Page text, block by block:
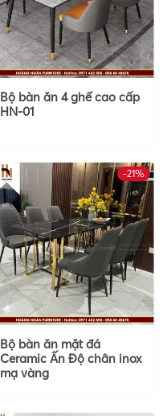
Bộ bàn ăn 4 ghế cao cấp
HN-01
-21%
Bộ bàn ăn mặt đá
Ceramic Ấn Độ chân inox
mạ vàng